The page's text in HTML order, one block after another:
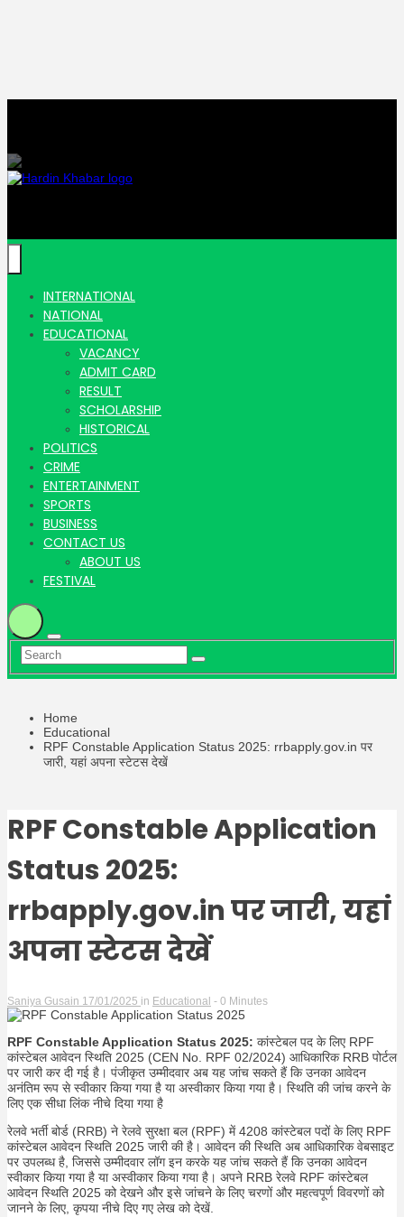
Hardin
Khabar |
Hindi
news |
Latest
Hindi
News
INTERNATIONAL
NATIONAL
EDUCATIONAL
VACANCY
ADMIT CARD
RESULT
SCHOLARSHIP
HISTORICAL
POLITICS
CRIME
ENTERTAINMENT
SPORTS
BUSINESS
CONTACT US
ABOUT US
FESTIVAL
Home
Educational
RPF Constable Application Status 2025: rrbapply.gov.in पर
जारी, यहां अपना स्टेटस देखें
RPF Constable Application
Status 2025:
rrbapply.gov.in पर जारी, यहां
अपना स्टेटस देखें
Saniya Gusain 17/01/2025 in Educational - 0 Minutes
RPF Constable Application Status 2025: कांस्टेबल पद के लिए RPF
कांस्टेबल आवेदन स्थिति 2025 (CEN No. RPF 02/2024) आधिकारिक RRB पोर्टल
पर जारी कर दी गई है। पंजीकृत उम्मीदवार अब यह जांच सकते हैं कि उनका आवेदन
अनंतिम रूप से स्वीकार किया गया है या अस्वीकार किया गया है। स्थिति की जांच करने के
लिए एक सीधा लिंक नीचे दिया गया है
रेलवे भर्ती बोर्ड (RRB) ने रेलवे सुरक्षा बल (RPF) में 4208 कांस्टेबल पदों के लिए RPF
कांस्टेबल आवेदन स्थिति 2025 जारी की है। आवेदन की स्थिति अब आधिकारिक वेबसाइट
पर उपलब्ध है, जिससे उम्मीदवार लॉग इन करके यह जांच सकते हैं कि उनका आवेदन
स्वीकार किया गया है या अस्वीकार किया गया है। अपने RRB रेलवे RPF कांस्टेबल
आवेदन स्थिति 2025 को देखने और इसे जांचने के लिए चरणों और महत्वपूर्ण विवरणों को
जानने के लिए, कृपया नीचे दिए गए लेख को देखें.